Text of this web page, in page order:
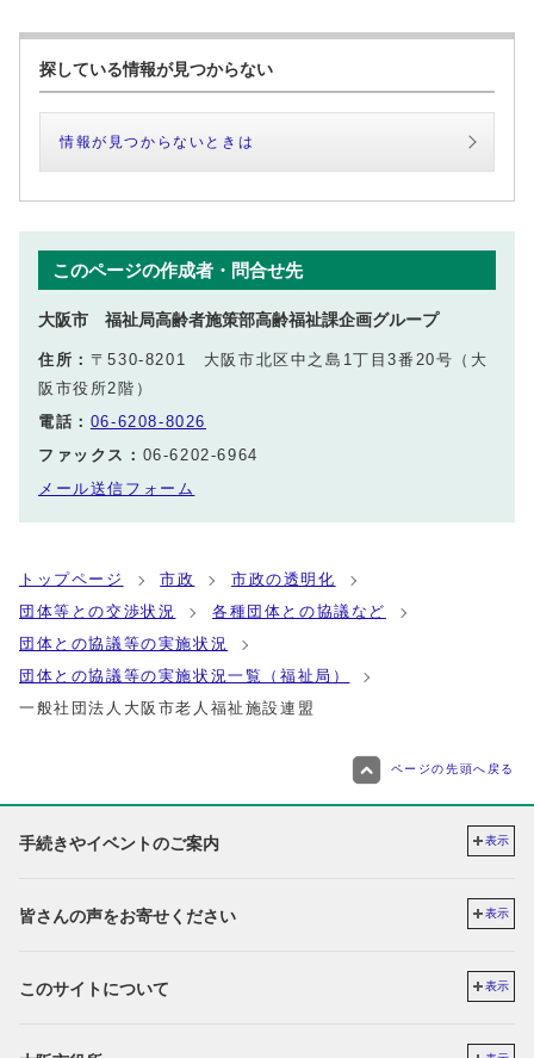
探している情報が見つからない
情報が見つからないときは
このページの作成者・問合せ先
大阪市 福祉局高齢者施策部高齢福祉課企画グループ
住所： 〒530-8201 大阪市北区中之島1丁目3番20号（大
阪市役所2階）
電話： 06-6208-8026
ファックス： 06-6202-6964
メール送信フォーム
トップページ 市政
市政の透明化
団体等との交渉状況
各種団体との協議など
団体との協議等の実施状況
団体との協議等の実施状況一覧（福祉局）
一般社団法人大阪市老人福祉施設連盟
ページの先頭へ戻る
手続きやイベントのご案内 表示
皆さんの声をお寄せください 表示
このサイトについて 表示